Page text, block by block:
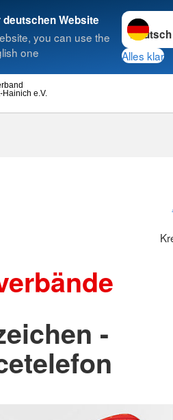
Website
you can use the
one
Sprache
Alles klar
Hainich e.V.
Suche
-